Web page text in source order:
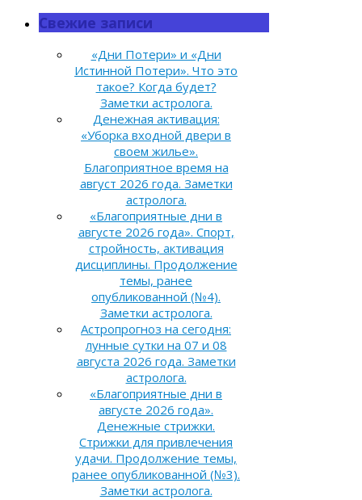
Свежие записи
«Дни Потери» и «Дни
Истинной Потери». Что это
такое? Когда будет?
Заметки астролога.
Денежная активация:
«Уборка входной двери в
своем жилье».
Благоприятное время на
август 2026 года. Заметки
астролога.
«Благоприятные дни в
августе 2026 года». Спорт,
стройность, активация
дисциплины. Продолжение
темы, ранее
опубликованной (№4).
Заметки астролога.
Астропрогноз на сегодня:
лунные сутки на 07 и 08
августа 2026 года. Заметки
астролога.
«Благоприятные дни в
августе 2026 года».
Денежные стрижки.
Стрижки для привлечения
удачи. Продолжение темы,
ранее опубликованной (№3).
Заметки астролога.